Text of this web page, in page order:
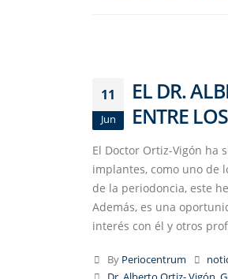
11
Jun
EL DR.
ENTRE
El Doctor Ortiz-Vigón ha
implantes, como uno de
de la periodoncia, este
Además, es una
interés con él y otros
By Periocentrum